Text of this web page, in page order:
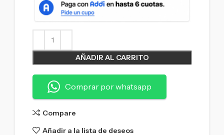
AÑADIR AL CARRITO
Comprar por whatsapp
Compare
Añadir a la lista de deseos